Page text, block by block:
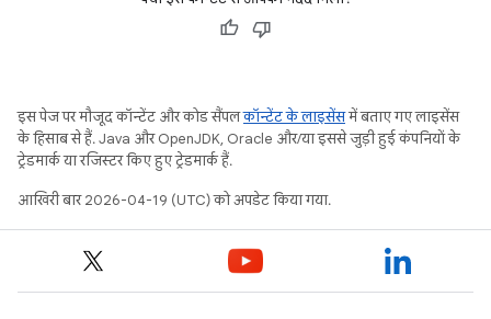
इस पेज पर मौजूद कॉन्टेंट और कोड सैंपलकॉन्टेंट के लाइसेंसमें बताए गए लाइसेंस
के हिसाब से हैं. Java और OpenJDK, Oracle और/या इससे जुड़ी हुई कंपनियों के
ट्रेडमार्क या रजिस्टर किए हुए ट्रेडमार्क हैं.
आखिरी बार 2026-04-19 (UTC) को अपडेट किया गया.